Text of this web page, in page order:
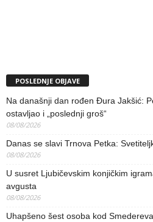
POSLEDNJE OBJAVE
Na današnji dan rođen Đura Jakšić:
ostavljao i „poslednji groš“
08/08/2026
Danas se slavi Trnova Petka:
08/08/2026
U susret Ljubičevskim konjičkim
avgusta
08/08/2026
Uhapšeno šest osoba kod